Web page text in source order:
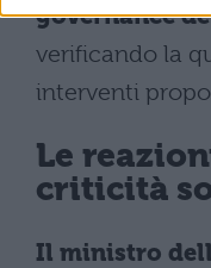
governance
verificando la
interventi
Le
criticità
Il ministro